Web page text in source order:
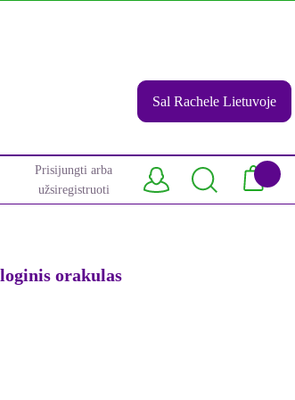
Sal Rachele Lietuvoje
Prisijungti arba
užsiregistruoti
orakulas